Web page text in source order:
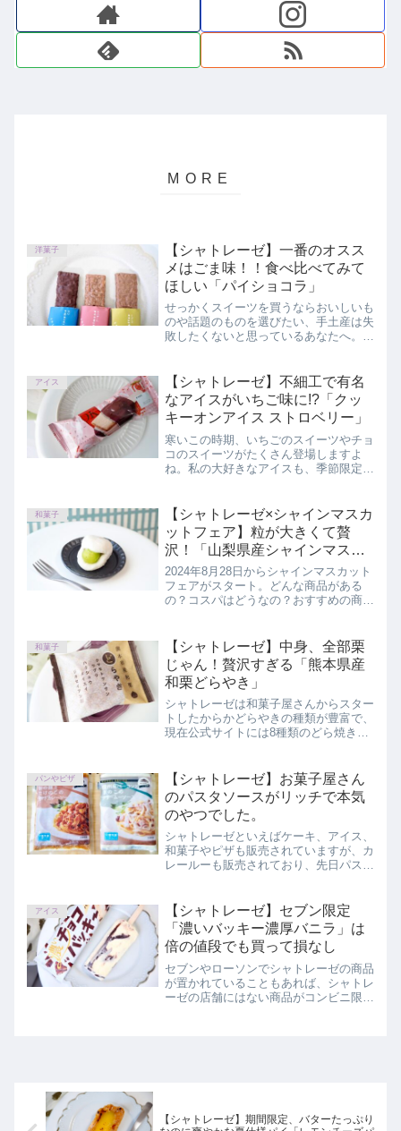
洋菓子
【シャトレーゼ】一番のオスス
メはごま味！！食べ比べてみて
ほしい「パイショコラ」
せっかくスイーツを買うならおいしいも
のや話題のものを選びたい、手土産は失
敗したくないと思っているあなたへ。冬
ます。
アイス
【シャトレーゼ】不細工で有名
なアイスがいちご味に!?「クッ
キーオンアイス ストロベリー」
寒いこの時期、いちごのスイーツやチョ
コのスイーツがたくさん登場しますよ
ね。私の大好きなアイスも、季節限定で
トロベリー」を正直にレビューしていま
す。
和菓子
【シャトレーゼ×シャインマスカ
ットフェア】粒が大きくて贅
沢！「山梨県産シャインマスカ
ット大福」
2024年8月28日からシャインマスカット
フェアがスタート。どんな商品がある
の？コスパはどうなの？おすすめの商品
大福」を正直にレビューしています。
和菓子
【シャトレーゼ】中身、全部栗
じゃん！贅沢すぎる「熊本県産
和栗どらやき」
シャトレーゼは和菓子屋さんからスター
トしたからかどらやきの種類が豊富で、
現在公式サイトには8種類のどら焼き
入！この記事では、シャトレーゼ「熊本
県産和栗どらやき」を正直にレビューし
ています。
パンやピザ
【シャトレーゼ】お菓子屋さん
のパスタソースがリッチで本気
のやつでした。
シャトレーゼといえばケーキ、アイス、
和菓子やピザも販売されていますが、カ
レールーも販売されており、先日パスタ
とたけのこのトマトカレーソース」「パ
スタソース 信州産ベーコンときのこの
クリームソース」を実食レビューしてい
ます。
アイス
【シャトレーゼ】セブン限定
「濃いバッキー濃厚バニラ」は
倍の値段でも買って損なし
セブンやローソンでシャトレーゼの商品
が置かれていることもあれば、シャトレ
ーゼの店舗にはない商品がコンビニ限定
【シャトレーゼ】期間限定、バターたっぷり